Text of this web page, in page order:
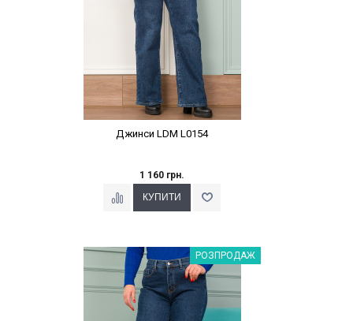
Джинси LDM L0154
1 160 грн.
Наклейки Варіант з %РОЗПРОДАЖ